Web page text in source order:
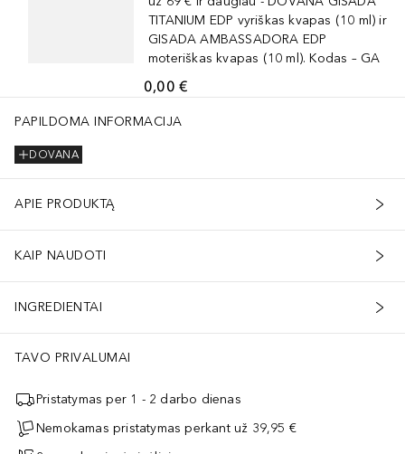
TITANIUM EDP vyriškas kvapas (10 ml) ir
GISADA AMBASSADORA EDP
moteriškas kvapas (10 ml). Kodas – GA
0,00 €
PAPILDOMA INFORMACIJA
DOVANA
APIE PRODUKTĄ
KAIP NAUDOTI
INGREDIENTAI
ir kovoja su odos senėjimo
TAVO PRIVALUMAI
Pristatymas per 1 - 2 darbo dienas
Nemokamas pristatymas perkant už 39,95 €